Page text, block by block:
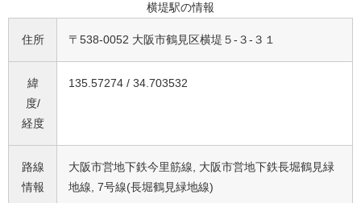
横堤駅の情報
住所 〒538-0052 大阪市鶴見区横堤５-３-３１
緯
度/
経度
135.57274 / 34.703532
路線
情報
大阪市営地下鉄今里筋線, 大阪市営地下鉄長堀鶴見緑
地線, 7号線(長堀鶴見緑地線)